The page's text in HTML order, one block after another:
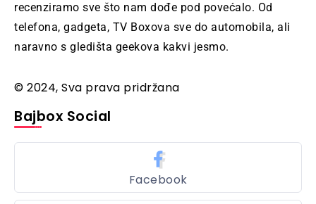
recenziramo sve što nam dođe pod povećalo. Od
telefona, gadgeta, TV Boxova sve do automobila, ali
naravno s gledišta geekova kakvi jesmo.
© 2024, Sva prava pridržana
Bajbox Social
Facebook